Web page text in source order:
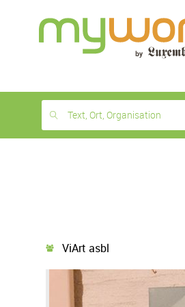
month
free
Text, Ort, Organisation
ViArt asbl